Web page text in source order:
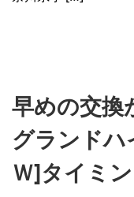
早めの交換
グランドハ
Ｗ]タイミ